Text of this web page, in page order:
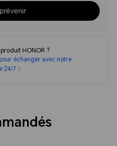
HONOR ?
échanger avec notre
24/7